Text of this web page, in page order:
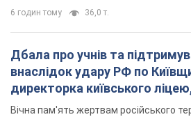
6 годин тому 36,0 т.
Дбала про учнів та
внаслідок удару РФ по
директорка київського
Вічна пам'ять жертвам російського